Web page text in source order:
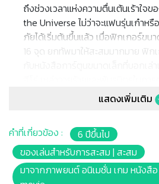
ถึงช่วงเวลาแห่งความตื่นเต้นเร้าใจ
the Universe ไม่ว่าจะแฟนรุ่นเก๋าห
ภัยได้เริ่มต้นขึ้นแล้ว เมื่อฟิกเกอร์ขน
16 จุด ยกทัพมาให้สะสมมากมาย ฟิก
ระหว่างความดีและความชั่ว บรรจุภัณ
หมายเหตุ:
สินค้าอาจมีการเปลี่ยนแปลงลวดลา
แพ็คเกจโดยร้านฯอาจไม่สามารถแจ้
ของผลิตภัณฑ์ที่แสดงบนเว็บไซต์อา
แสดงเพิ่มเติม
คำที่เกี่ยวข้อง :
6 ปีขึ้นไป
ของเล่นสำหรับการสะสม | สะสม
มาจากภาพยนต์ อนิเมชั่น เกม หนังสื